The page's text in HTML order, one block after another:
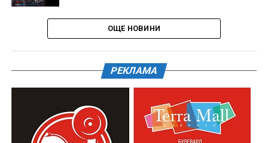
ОЩЕ НОВИНИ
РЕКЛАМА